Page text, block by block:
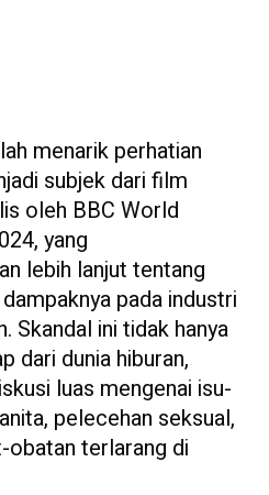
menarik perhatian
subjek dari film
oleh BBC World
yang
lebih lanjut tentang
pada industri
Skandal ini tidak hanya
dari dunia hiburan,
luas mengenai isu-
pelecehan seksual,
obatan terlarang di